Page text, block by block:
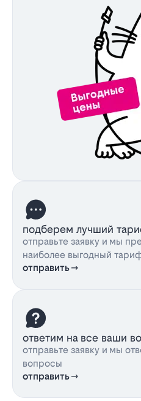
подберем лучший
отправьте заявку и мы
наиболее выгодный
отправить
ответим на все ваши
отправьте заявку и мы
вопросы
отправить